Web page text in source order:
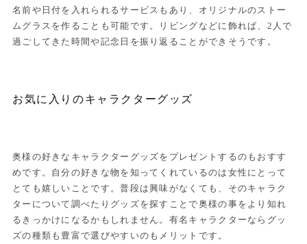
名前や日付を入れられるサービスもあり、オリジナルのストー
ムグラスを作ることも可能です。リビングなどに飾れば、2人で
過ごしてきた時間や記念日を振り返ることができそうです。
お気に入りのキャラクターグッズ
奥様の好きなキャラクターグッズをプレゼントするのもおすす
めです。自分の好きな物を知ってくれているのは女性にとって
とても嬉しいことです。普段は興味がなくても、そのキャラク
ターについて調べたりグッズを探すことで奥様の事をより知れ
るきっかけになるかもしれません。有名キャラクターならグッ
ズの種類も豊富で選びやすいのもメリットです。